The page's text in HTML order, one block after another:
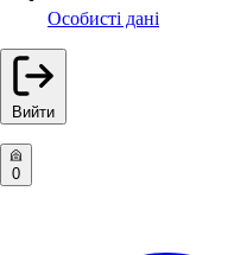
Особисті дані
Вийти
0